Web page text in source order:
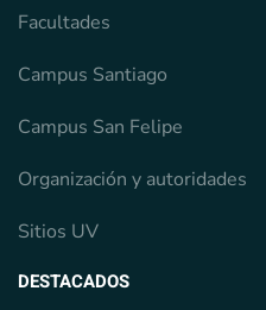
Facultades
Campus Santiago
Campus San Felipe
Organización y autoridades
Sitios UV
DESTACADOS